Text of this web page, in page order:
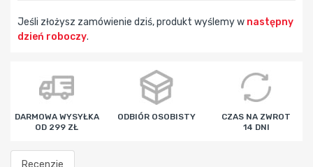
Jeśli złożysz zamówienie dziś, produkt wyślemy w następny
dzień roboczy.
godz min
DARMOWA WYSYŁKA
OD 299 ZŁ
ODBIÓR OSOBISTY
CZAS NA ZWROT
14 DNI
Recenzje